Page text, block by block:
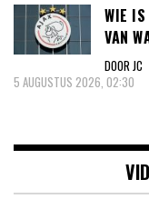
WIE IS
VAN
DOOR JC
5 AUGUSTUS 2026, 02:30